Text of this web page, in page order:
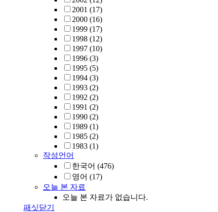
2001 (17)
2000 (16)
1999 (17)
1998 (12)
1997 (10)
1996 (3)
1995 (5)
1994 (3)
1993 (2)
1992 (2)
1991 (2)
1990 (2)
1989 (1)
1985 (2)
1983 (1)
작성언어
한국어 (476)
영어 (17)
오늘 본 자료
오늘 본 자료가 없습니다.
패싯닫기